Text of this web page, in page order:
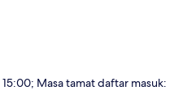
Masa tamat daftar masuk: